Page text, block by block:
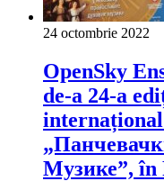
24 octombrie 2022
OpenSky
de-a 24-a
Музике”, în